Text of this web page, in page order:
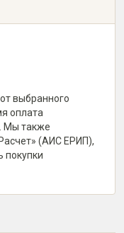
выбранного
оплата
Мы также
(АИС ЕРИП),
покупки